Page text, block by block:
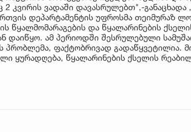
2 კვირის ვადაში დავასრულებთ",-განაცხადა
დეპარტამენტის უფროსმა თეიმურაზ
წყალმომარაგების და წყალარინების
დაიწყო. ამ პერიოდში შესრულებული
პრობლემა, ფაქტობრივად გადაწყვეტილია.
ყურადღება, წყალარინების ქსელის